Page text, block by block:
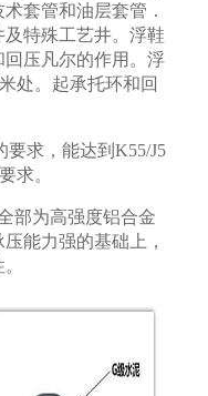
套管和油层套管．
特殊工艺井。浮鞋
压凡尔的作用。浮
处。起承托环和回
要求，能达到K55/J5
求。
部为高强度铝合金
能力强的基础上，